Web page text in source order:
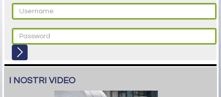
I NOSTRI VIDEO